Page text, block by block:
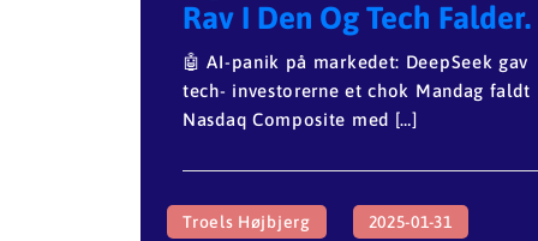
Rav I Den Og Tech Falder.
🤖 AI-panik på markedet: DeepSeek gav
tech- investorerne et chok Mandag faldt
Nasdaq Composite med […]